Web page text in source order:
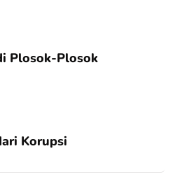
Plosok-Plosok
Korupsi